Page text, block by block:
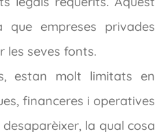
empreses privades
les seves fonts.
estan molt limitats en
financeres i operatives
la qual cosa